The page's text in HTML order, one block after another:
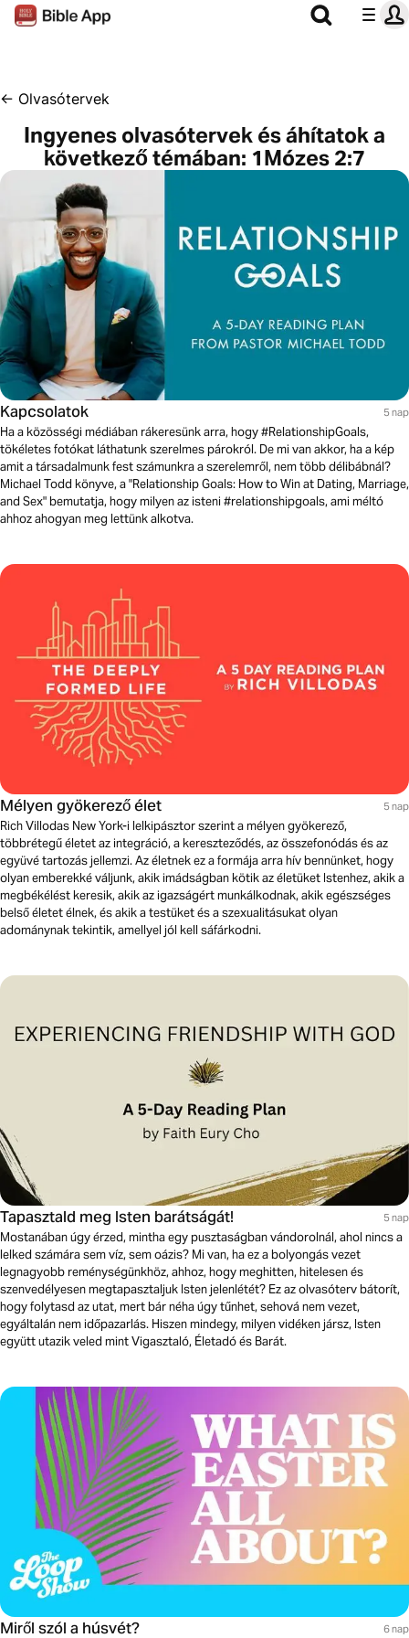
← Olvasótervek
Ingyenes olvasótervek és áhítatok a
következő témában: 1Mózes 2:7
Kapcsolatok 5 nap
Ha a közösségi médiában rákeresünk arra, hogy #RelationshipGoals,
tökéletes fotókat láthatunk szerelmes párokról. De mi van akkor, ha a kép
amit a társadalmunk fest számunkra a szerelemről, nem több délibábnál?
Michael Todd könyve, a "Relationship Goals: How to Win at Dating, Marriage,
and Sex" bemutatja, hogy milyen az isteni #relationshipgoals, ami méltó
ahhoz ahogyan meg lettünk alkotva.
Mélyen gyökerező élet 5 nap
Rich Villodas New York-i lelkipásztor szerint a mélyen gyökerező,
többrétegű életet az integráció, a kereszteződés, az összefonódás és az
együvé tartozás jellemzi. Az életnek ez a formája arra hív bennünket, hogy
olyan emberekké váljunk, akik imádságban kötik az életüket Istenhez, akik a
megbékélést keresik, akik az igazságért munkálkodnak, akik egészséges
belső életet élnek, és akik a testüket és a szexualitásukat olyan
adománynak tekintik, amellyel jól kell sáfárkodni.
Tapasztald meg Isten barátságát! 5 nap
Mostanában úgy érzed, mintha egy pusztaságban vándorolnál, ahol nincs a
lelked számára sem víz, sem oázis? Mi van, ha ez a bolyongás vezet
legnagyobb reménységünkhöz, ahhoz, hogy meghitten, hitelesen és
szenvedélyesen megtapasztaljuk Isten jelenlétét? Ez az olvasóterv bátorít,
hogy folytasd az utat, mert bár néha úgy tűnhet, sehová nem vezet,
egyáltalán nem időpazarlás. Hiszen mindegy, milyen vidéken jársz, Isten
együtt utazik veled mint Vigasztaló, Életadó és Barát.
Miről szól a húsvét? 6 nap